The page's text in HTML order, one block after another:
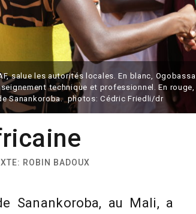
salue les autorités locales. En blanc, Ogobassa
technique et professionnel. En rouge,
Sanankoroba. photos: Cédric Friedli/dr
ROBIN BADOUX
Sanankoroba, au Mali, a